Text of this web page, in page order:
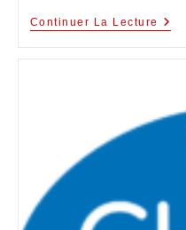
Continuer La Lecture